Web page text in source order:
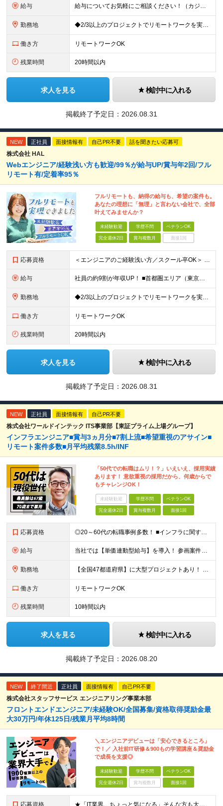
給与 給与についてお気軽にご相談ください！（カジュアル面談可能） 月給35万円～＋各種手当＋賞与2回 ※固定残業代は、時間外労働の有無に関わらず40時間分を87,500円～支給 ※超過分は別途支給 ※試用
勤務地 ◆2/3以上のプロジェクトでリモートワークを実施中！ ≪自社拠点≫ ・東京本社／東京都千代田区丸の内二丁目6番1号 丸の内パークビルディング6階 ・関西支社／⼤阪府⼤阪市中央区安⼟町2-3-13 ⼤
働き方 リモートワークOK
残業時間 20時間以内
求人を見る 検討中に入れる
掲載終了予定日： 2026.08.31
NEW 正社員 面接情報有 自己PR不要 話を聞きたい応募可
株式会社 HAL
Webエンジニア/経験浅い方も歓迎/99％が給与UP/賞与年2回/フル
リモート有/定着率95％
フルリモートも、納得の給与も、希望の案件も。
あなたの理想に「無理」と言わない会社で、全部
叶えてみませんか？
未経験歓迎 学歴不問 ベテランOK
完全週休2日 賞与複数月 面接1回
応募資格 ＜エンジニアのご経験浅い方／スクール卒OK＞ ◆学歴不問 ◆未経験OK ＜こんな方は大歓迎！＞ ◎今の収入に不満がある方 ◎新しい言語・スキルに挑戦したい方 ◎腰を据えて活躍したい方 ◎頑張りを評価
給与 社員の約9割が年収UP！ ■首都圏エリア（東京、神奈川、千葉、埼玉勤務） 月給25万円～26万円（固定残業代含む） ※固定残業代は、時間外労働の有無に関わらず17時間分を30,000円～31,200
勤務地 ◆2/3以上のプロジェクトでリモートワークを実施中！ ≪自社拠点≫ ・東京本社／東京都千代田区丸の内二丁目6番1号 丸の内パークビルディング6階 ・関西支社／⼤阪府⼤阪市中央区安⼟町2-3-13 ⼤
働き方 リモートワークOK
残業時間 20時間以内
求人を見る 検討中に入れる
掲載終了予定日： 2026.08.31
NEW 正社員 面接情報有 自己PR不要
株式会社ワールドインテック ITS事業部【東証プライム上場グループ】
インフラエンジニア■賞与3ヵ月分■7割上流■希望重視のアサイン■
リモート案件多数■月平均残業8.5h/INF
「50代での転職はムリ！？」いえいえ、採用実績
あります！ 意欲重視の採用だから、何歳からで
もチャレンジOK！
未経験歓迎 学歴不問 ベテランOK
完全週休2日 賞与複数月 面接1回
応募資格 ◎20～60代の転職事例多数！ ■インフラに関する何らかのご経験 ■学歴不問/転職回数は一切不問！
給与 当社では【単価連動型給与】を導入！ 参画案件の契約単価に連動して給与が決定。 還元率は単価の【70％～80％】と東証プライム上場グループとして高水準です！（社会保険料・教育コスト含む） ■関東：月給
勤務地 【全国47都道府県】に大型プロジェクトあり！ 主要勤務地： 北海道/宮城県/栃木県/埼玉県/千葉県/東京都/神奈川県/愛知県/大阪府/京都府/兵庫県/広島県/福岡県/熊本県 ※勤務エリアは、あなたの
働き方 リモートワークOK
残業時間 10時間以内
求人を見る 検討中に入れる
掲載終了予定日： 2026.08.20
NEW 終了間近 正社員 面接情報有 自己PR不要
株式会社スタッフサービス エンジニアリング事業本部
フロントエンドエンジニア/未経験OK/全国募集/資格取得奨励金最
大30万円/年休125日/残業月平均8時間
＼エンジニアデビューは「安心できるところ」
で！／ 入社前IT研修＆900もの学習講座＆奨励金
で成長を支援◎
未経験歓迎 学歴不問 ベテランOK
完全週休2日 賞与複数月 面接1回
応募資格 ★「IT業界、ちょっと気になる」そんな方も大歓迎！ ■学歴不問 ■未経験・第二新卒歓迎 ■知識・経験はこれから身につけていければOK！ □■ステップアップ■□ 社内システム開発やインフラ構築などジャ